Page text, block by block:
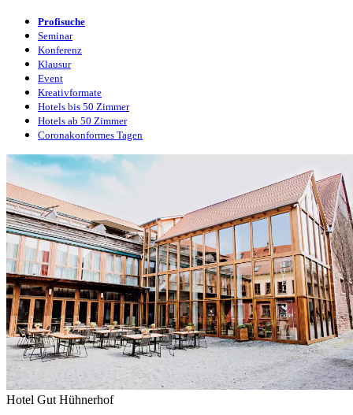
Profisuche
Seminar
Konferenz
Klausur
Event
Kreativformate
Hotels bis 50 Zimmer
Hotels ab 50 Zimmer
Coronakonformes Tagen
Hotel Gut Hühnerhof